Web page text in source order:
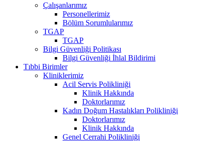
Çalışanlarımız
Personellerimiz
Bölüm Sorumlularımız
TGAP
TGAP
Bilgi Güvenliği Politikası
Bilgi Güvenliği İhlal Bildirimi
Tıbbi Birimler
Kliniklerimiz
Acil Servis Polikliniği
Klinik Hakkında
Doktorlarımız
Kadın Doğum Hastalıkları Polikliniği
Doktorlarımız
Klinik Hakkında
Genel Cerrahi Polikliniği